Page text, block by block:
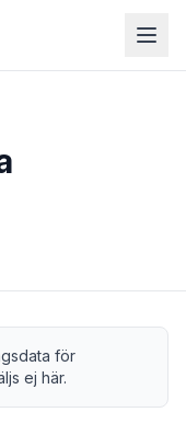
för
ej här.